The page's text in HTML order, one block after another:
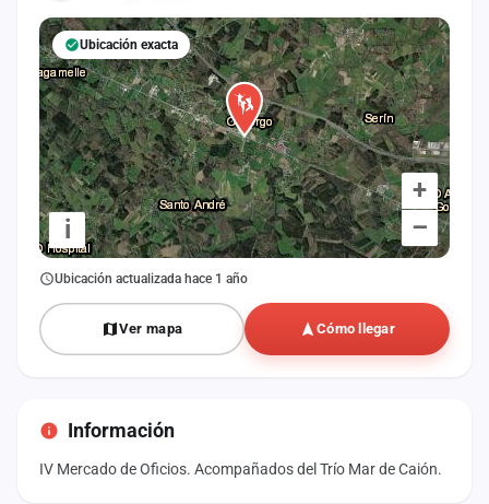
+
–
i
Ubicación exacta
Ubicación actualizada hace 1 año
Ver mapa Cómo llegar
Información
IV Mercado de Oficios. Acompañados del Trío Mar de Caión.